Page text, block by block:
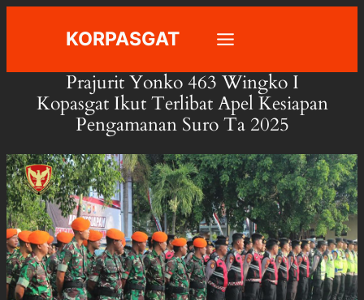
KORPASGAT
Prajurit Yonko 463 Wingko I
Kopasgat Ikut Terlibat Apel Kesiapan
Pengamanan Suro Ta 2025